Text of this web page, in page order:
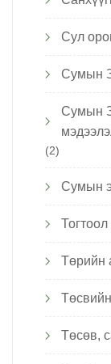
Сул
Сумын
Сумын
(2)
Сумын
Төрийн
Төсвийн
Төсөв,